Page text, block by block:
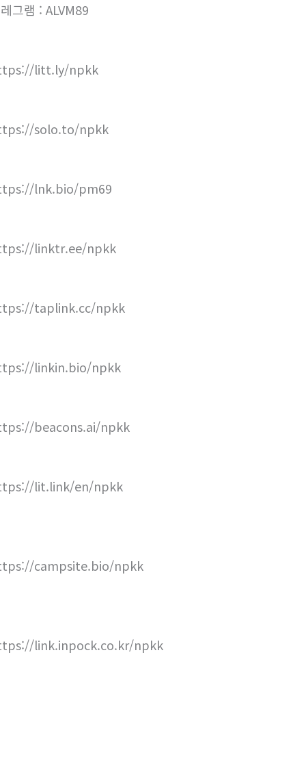
그램 : ALVM89
litt.ly/npkk
solo.to/npkk
lnk.bio/pm69
linktr.ee/npkk
taplink.cc/npkk
linkin.bio/npkk
beacons.ai/npkk
lit.link/en/npkk
campsite.bio/npkk
link.inpock.co.kr/npkk